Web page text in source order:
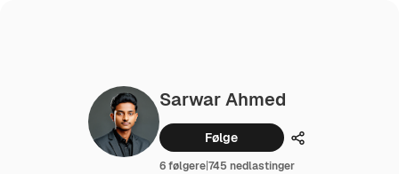
Sarwar Ahmed
Følge Dele
6 følgere|745 nedlastinger